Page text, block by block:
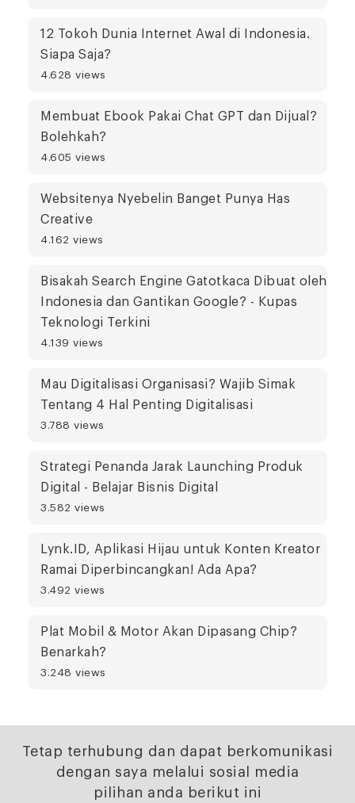
12 Tokoh Dunia Internet Awal di Indonesia.
Siapa Saja?
4.628 views
Membuat Ebook Pakai Chat GPT dan Dijual?
Bolehkah?
4.605 views
Websitenya Nyebelin Banget Punya Has
Creative
4.162 views
Bisakah Search Engine Gatotkaca Dibuat oleh
Indonesia dan Gantikan Google? - Kupas
Teknologi Terkini
4.139 views
Mau Digitalisasi Organisasi? Wajib Simak
Tentang 4 Hal Penting Digitalisasi
3.788 views
Strategi Penanda Jarak Launching Produk
Digital - Belajar Bisnis Digital
3.582 views
Lynk.ID, Aplikasi Hijau untuk Konten Kreator
Ramai Diperbincangkan! Ada Apa?
3.492 views
Plat Mobil & Motor Akan Dipasang Chip?
Benarkah?
3.248 views
Tetap terhubung dan dapat berkomunikasi
dengan saya melalui sosial media
pilihan anda berikut ini